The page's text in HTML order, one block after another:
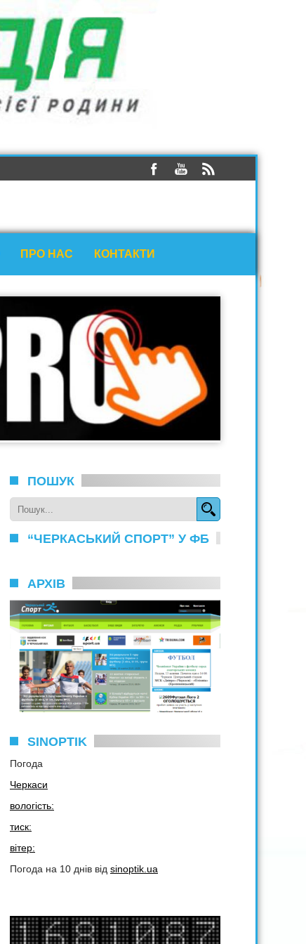
ПРО НАС КОНТАКТИ
ПОШУК
“ЧЕРКАСЬКИЙ СПОРТ” У ФБ
АРХІВ
SINOPTIK
Погода
Черкаси
вологість:
тиск:
вітер:
Погода на 10 днів від sinoptik.ua